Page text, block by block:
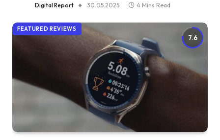
Digital Report 30.05.2025 4 Mins Read
7.6
FEATURED REVIEWS